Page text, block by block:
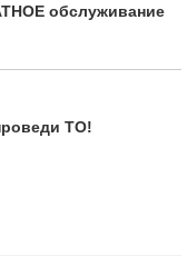
обслуживание
ТО!